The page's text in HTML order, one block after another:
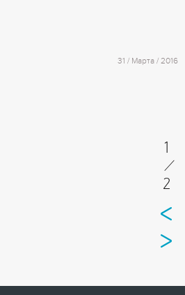
31 / Марта / 2016
1
/
2